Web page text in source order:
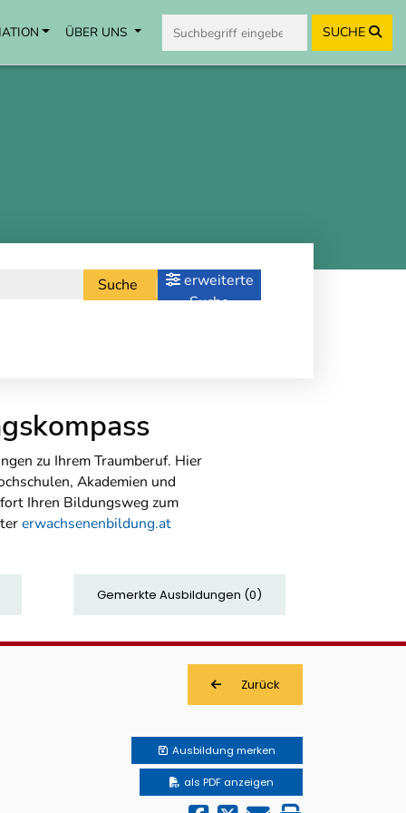
ÜBER UNS SUCHE
Suche
erweiterte
Suche
zu Ihrem Traumberuf. Hier
Akademien und
Ihren Bildungsweg zum
erwachsenenbildung.at
Gemerkte Ausbildungen (0)
Zurück
Ausbildung merken
als PDF anzeigen